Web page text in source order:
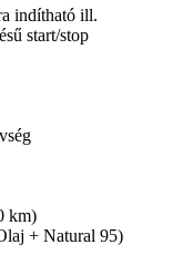
indítható ill.
start/stop
km)
+ Natural 95)